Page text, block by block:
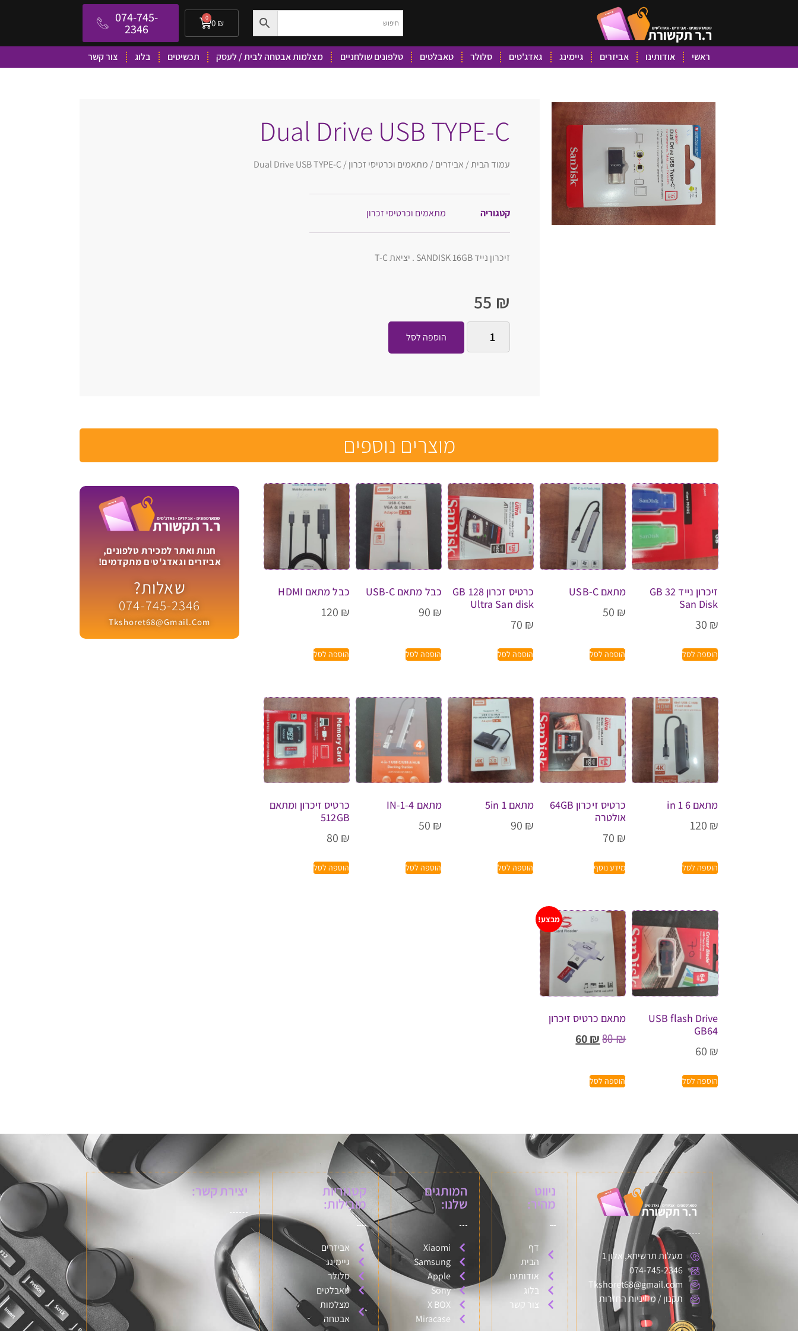
0 ₪
0
074-745-
2346
ראשי אודותינו אביזרים גיימינג גאדג'טים סלולר טאבלטים טלפונים שולחניים מצלמות אבטחה לבית / לעסק תכשיטים בלוג צור קשר
Dual Drive USB TYPE-C
עמוד הבית/אביזרים /מתאמים וכרטיסי זכרון / Dual Drive USB TYPE-C
קטגוריה מתאמים וכרטיסי זכרון
זיכרון נייד SANDISK 16GB . יציאת T-C
55 ₪
הוספה לסל
מוצרים נוספים
זיכרון נייד GB 32
San Disk
30 ₪
הוספה לסל
מתאם USB-C
50 ₪
הוספה לסל
כרטיס זכרון GB 128
Ultra San disk
70 ₪
הוספה לסל
כבל מתאם USB-C
90 ₪
הוספה לסל
כבל מתאם HDMI
120 ₪
הוספה לסל
מתאם 6 in 1
120 ₪
הוספה לסל
כרטיס זיכרון 64GB
אולטרה
70 ₪
מידע נוסף
מתאם 5in 1
90 ₪
הוספה לסל
מתאם 4-IN-1
50 ₪
הוספה לסל
כרטיס זיכרון ומתאם
512GB
80 ₪
הוספה לסל
USB flash Drive
GB64
60 ₪
הוספה לסל
מבצע!
מתאם כרטיס זיכרון
80₪
60₪
הוספה לסל
חנות ואתר למכירת טלפונים,
אביזרים וגאדג'טים מתקדמים!
שאלות?
074-745-2346
Tkshoret68@gmail.com
מעלות תרשיחא, אלון 1
074-745-2346
Tkshoret68@gmail.com
תקנון / מדיניות החזרות
ניווט
מהיר:
דף
הבית
אודותינו
בלוג
צור קשר
המותגים
שלנו:
Xiaomi
Samsung
Apple
Sony
X BOX
Miracase
קטגוריות
מובילות:
אביזרים
גיימינג
סלולר
טאבלטים
מצלמות
אבטחה
יצירת קשר: